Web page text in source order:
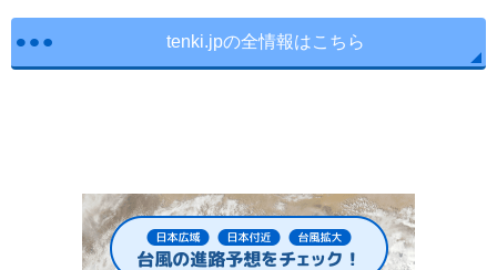
tenki.jpの全情報はこちら